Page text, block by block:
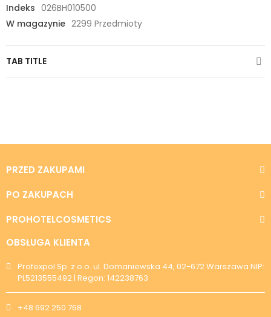
Indeks 026BH010500
W magazynie 2299 Przedmioty
TAB TITLE
PRZED ZAKUPAMI
PO ZAKUPACH
PROHOTELCOSMETICS
OBSŁUGA KLIENTA
Profexpol Sp. z o.o. ul. Domaniewska 44, 02-672 Warszawa NIP:
PL5213555492 | Regon: 142238763
+48 692 250 768